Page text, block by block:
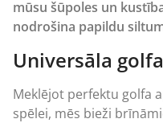
mūsu šūpoles un
nodrošina papildu
Universāla
Meklējot perfektu golfa
spēlei, mēs bieži